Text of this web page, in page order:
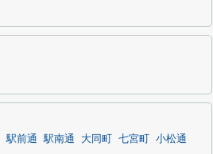
駅前通 駅南通 大同町 七宮町
小松通